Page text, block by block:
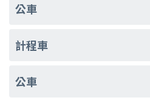
公車
計程車
公車